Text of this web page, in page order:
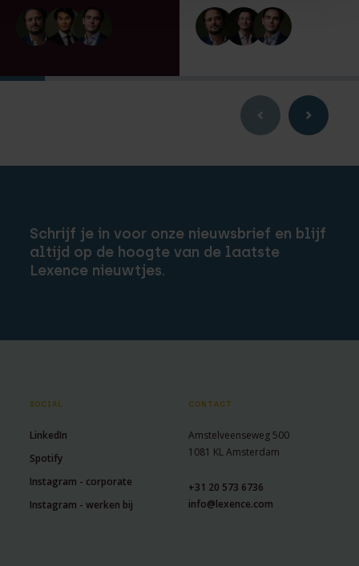
Schrijf je in voor onze nieuwsbrief en blijf
altijd op de hoogte van de laatste
Lexence nieuwtjes.
SOCIAL
LinkedIn
Spotify
Instagram - corporate
Instagram - werken bij
CONTACT
Amstelveenseweg 500
1081 KL Amsterdam
+31 20 573 6736
info@lexence.com